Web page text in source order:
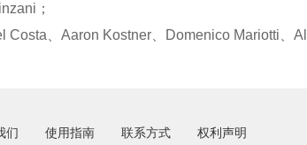
；
、Aaron Kostner、Domenico Mariotti、
们 使用指南 联系方式
权利声明